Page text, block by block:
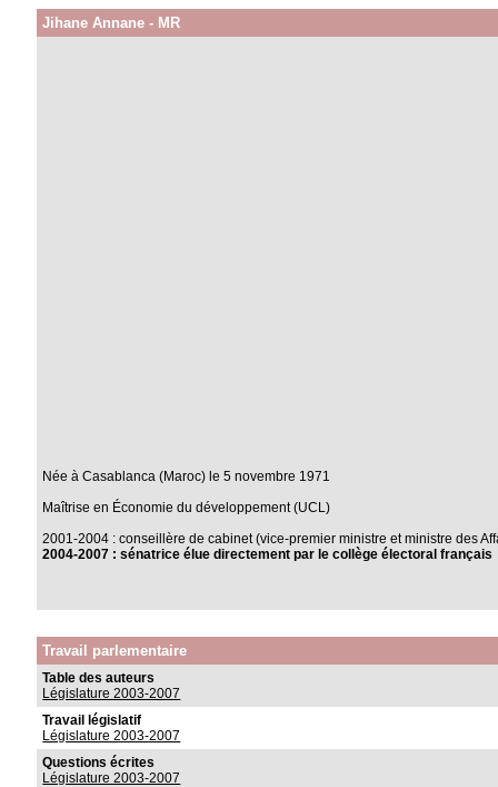
Jihane Annane - MR
Née à Casablanca (Maroc) le 5 novembre 1971
Maîtrise en Économie du développement (UCL)
2001-2004 : conseillère de cabinet (vice-premier ministre et ministre des
2004-2007 : sénatrice élue directement par le collège électoral français
Travail parlementaire
Table des auteurs
Législature 2003-2007
Travail législatif
Législature 2003-2007
Questions écrites
Législature 2003-2007